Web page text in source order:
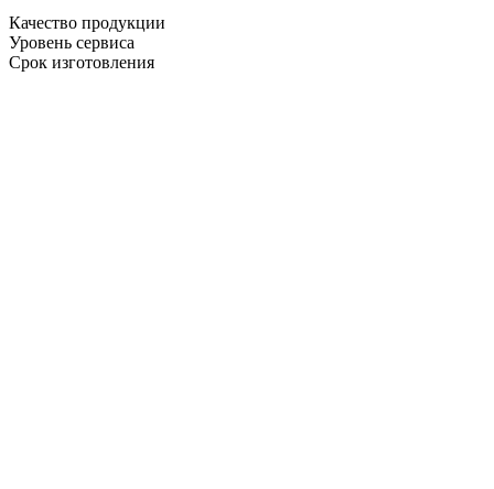
Качество продукции
Уровень сервиса
Срок изготовления